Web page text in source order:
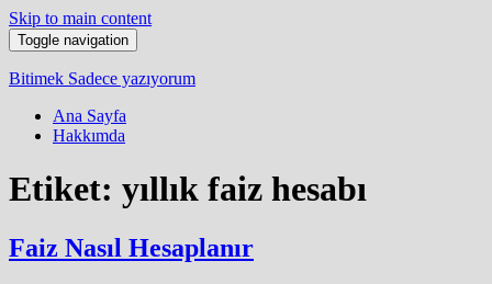
Skip to main content
Toggle navigation
Bitimek Sadece yazıyorum
Ana Sayfa
Hakkımda
Etiket: yıllık faiz hesabı
Faiz Nasıl Hesaplanır